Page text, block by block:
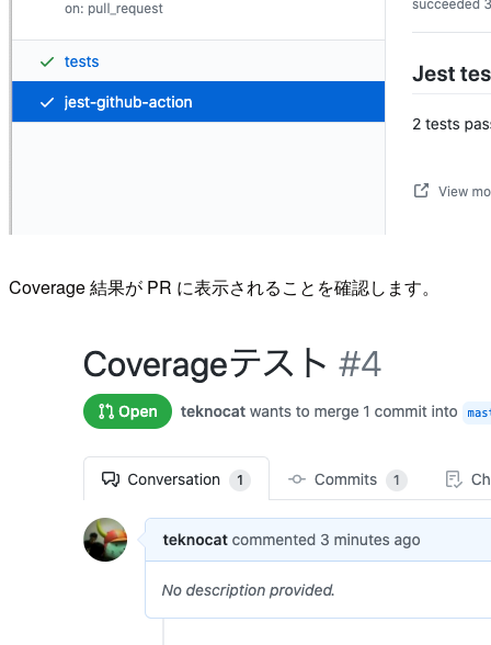
Coverage 結果が PR に表示されることを確認します。